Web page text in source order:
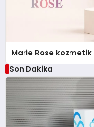
Marie Rose
Son Dakika